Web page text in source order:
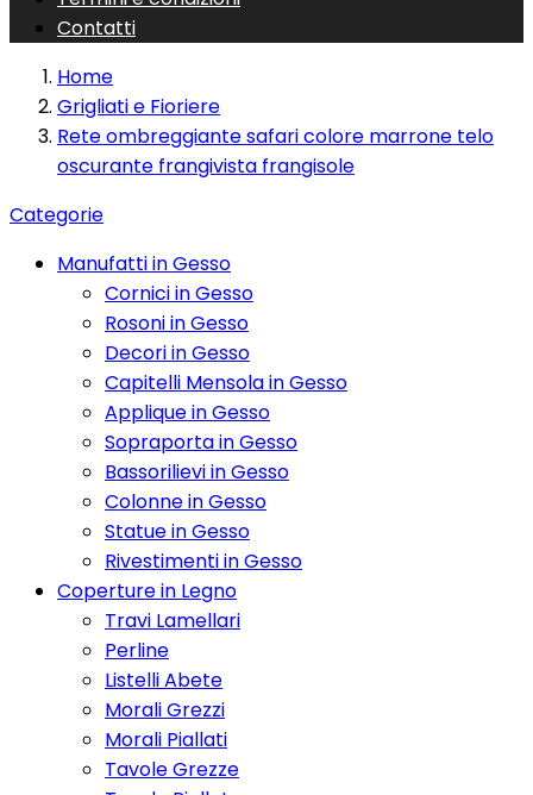
Contatti
Home
Grigliati e Fioriere
Rete ombreggiante safari colore marrone telo
oscurante frangivista frangisole
Categorie
Manufatti in Gesso
Cornici in Gesso
Rosoni in Gesso
Decori in Gesso
Capitelli Mensola in Gesso
Applique in Gesso
Sopraporta in Gesso
Bassorilievi in Gesso
Colonne in Gesso
Statue in Gesso
Rivestimenti in Gesso
Coperture in Legno
Travi Lamellari
Perline
Listelli Abete
Morali Grezzi
Morali Piallati
Tavole Grezze